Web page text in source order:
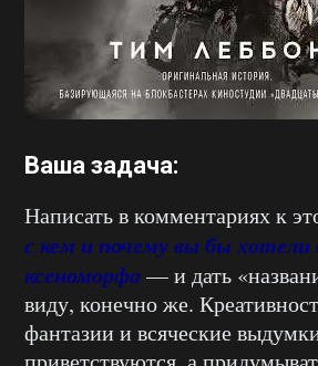
Ваша задача:
Написать в комментариях к
с кем и почему вы бы
ксеноморфа— и дать
виду, конечно же.
фантазии и всяческие